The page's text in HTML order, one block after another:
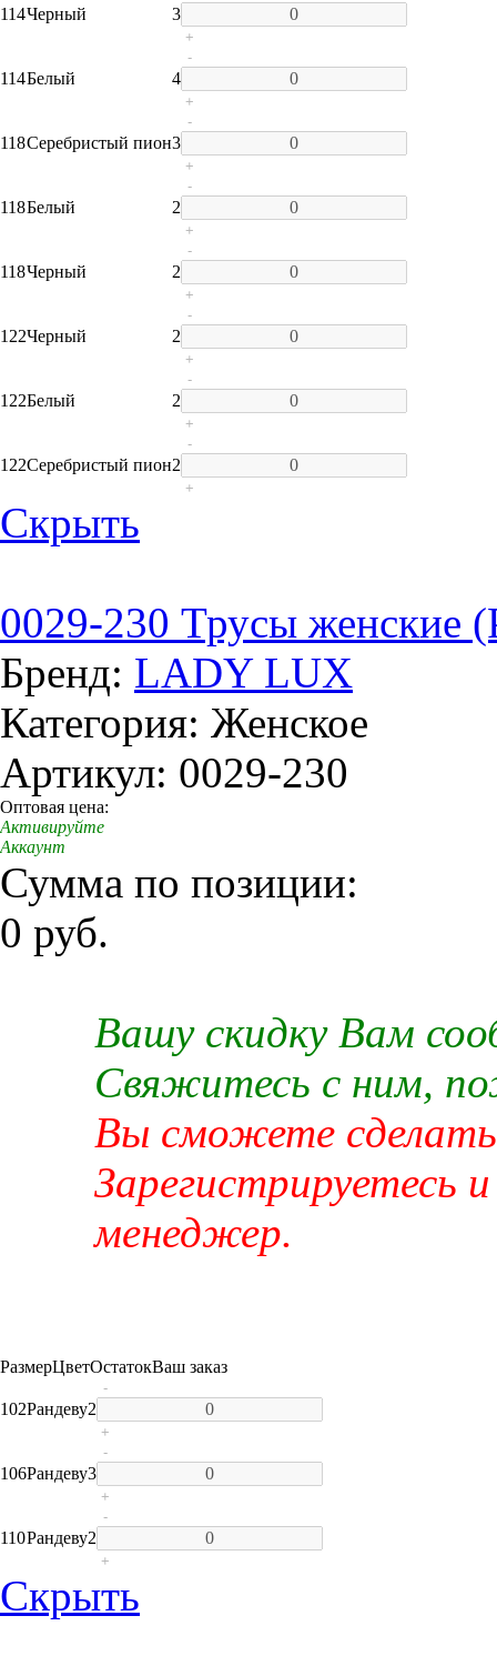
114Черный 3
+
114Белый 4
-
+
118Серебристый пион3
-
+
118Белый 2
-
+
118Черный 2
-
+
122Черный 2
-
+
122Белый 2
-
+
122Серебристый пион2
-
+
Скрыть
0029-230 Трусы женские
Бренд: LADY LUX
Категория: Женское
Артикул: 0029-230
Оптовая цена:
Активируйте
Аккаунт
Сумма по позиции:
0 руб.
Вашу скидку Вам
Свяжитесь с ним,
Вы сможете сделать
Зарегистрируетесь
менеджер.
РазмерЦветОстатокВаш заказ
102Рандеву2
-
+
106Рандеву3
-
+
110Рандеву2
-
+
Скрыть